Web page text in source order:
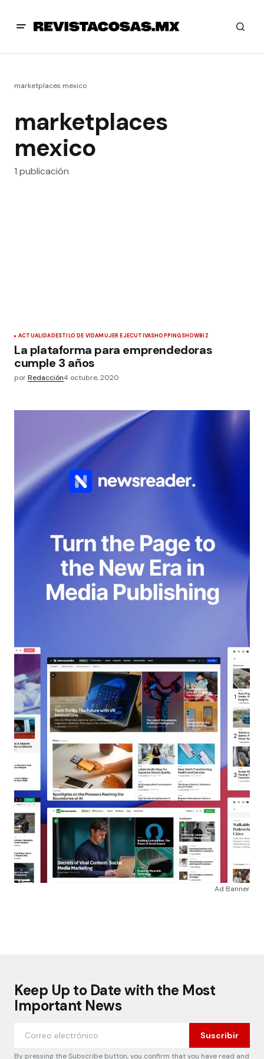
marketplaces mexico
marketplaces
mexico
1 publicación
ACTUALIDADESTILO DE VIDAMUJER EJECUTIVASHOPPINGSHOWBIZ
La plataforma para emprendedoras
cumple 3 años
porRedacción4 octubre, 2020
Ad Banner
Keep Up to Date with the Most
Important News
Suscribir
By pressing the Subscribe button, you confirm that you have read and